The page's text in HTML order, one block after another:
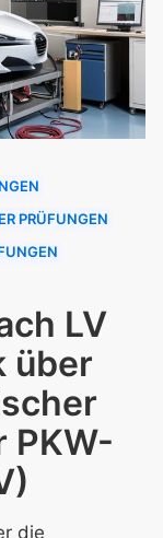
PRÜFUNGEN
LV
über
PKW-
die